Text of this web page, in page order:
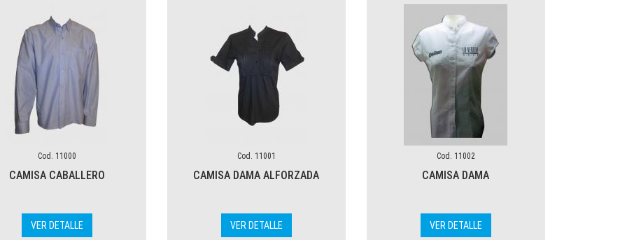
Cod. 11000
CAMISA CABALLERO
VER DETALLE
Cod. 11001
CAMISA DAMA ALFORZADA
VER DETALLE
Cod. 11002
CAMISA DAMA
VER DETALLE